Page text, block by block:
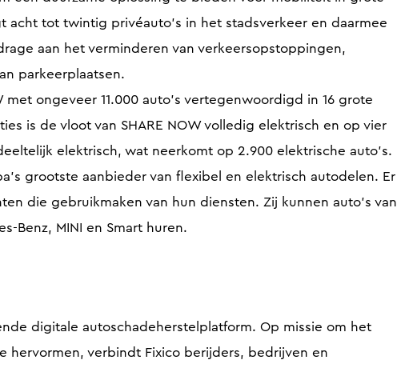
acht tot twintig privéauto's in het stadsverkeer en daarmee
aan het verminderen van verkeersopstoppingen,
parkeerplaatsen.
met ongeveer 11.000 auto’s vertegenwoordigd in 16 grote
is de vloot van SHARE NOW volledig elektrisch en op vier
elektrisch, wat neerkomt op 2.900 elektrische auto’s.
grootste aanbieder van flexibel en elektrisch autodelen. Er
die gebruikmaken van hun diensten. Zij kunnen auto’s van
Benz, MINI en Smart huren.
digitale autoschadeherstelplatform. Op missie om het
hervormen, verbindt Fixico berijders, bedrijven en